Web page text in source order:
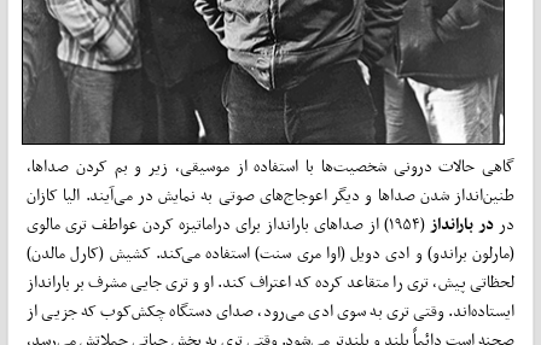
گاهی حالات درونی شخصیت‌ها با استفاده از موسیقی، زیر و بم کردن صدا‌ها،
طنین‌انداز شدن صدا‌ها و دیگر اعوجاج‌های صوتی به نمایش در می‌آیند. الیا کازان
در در بارانداز
(۱۹۵۴) از صداهای بارانداز برای دراماتیزه کردن عواطف تری مالوی
(مارلون براندو) و ادی دویل (اوا مری سنت) استفاده می‌کند. کشیش (کارل مالدن)
لحظاتی پیش، تری را متقاعد کرده که اعتراف کند. او و تری جایی مشرف بر بارانداز
ایستاده‌اند. وقتی تری به سوی ادی می‌رود، صدای دستگاه چکش‌کوب که جزیی از